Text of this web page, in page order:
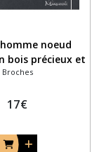
noeud
bois précieux et
fil noir
Broches
17€